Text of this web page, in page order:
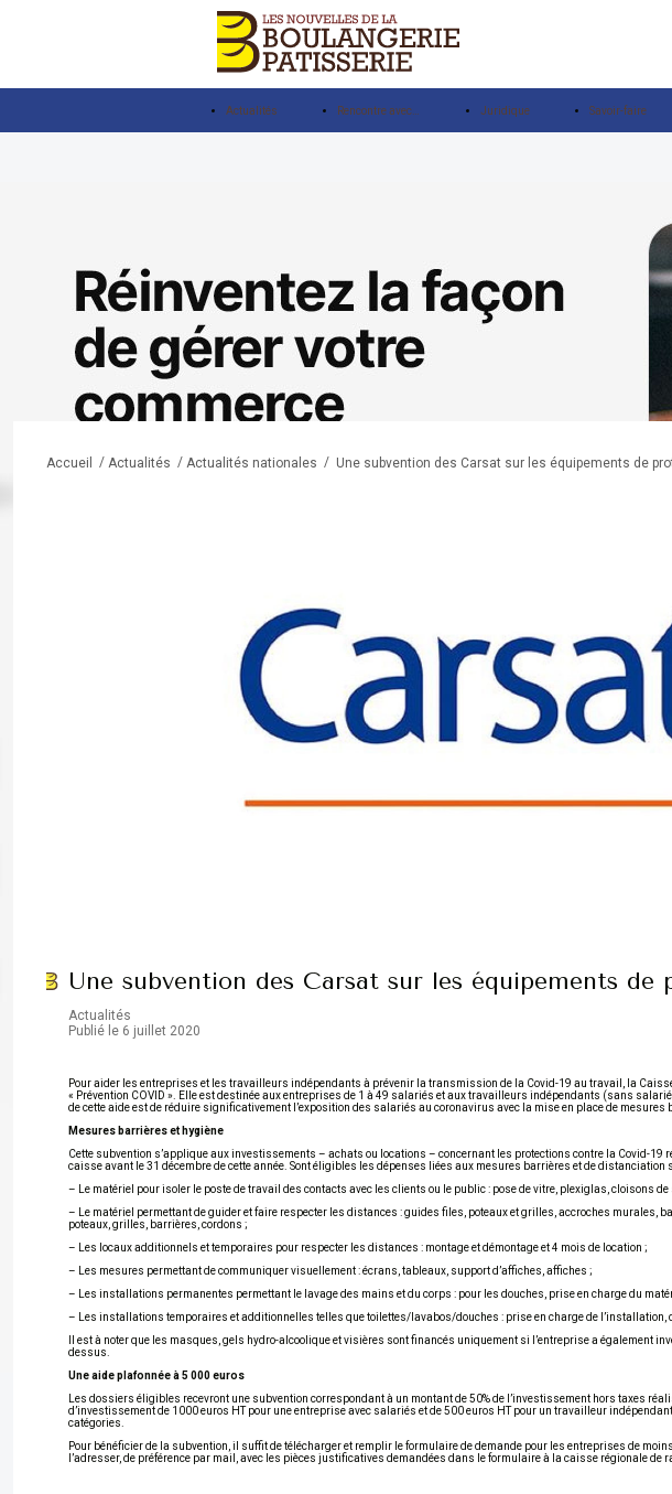
Actualités Rencontre avec… Juridique Savoir-faire
Accueil / Actualités / Actualités nationales / Une subvention des Carsat sur les équipements de
Une subvention des Carsat sur les équipements de
Actualités
Publié le 6 juillet 2020
Pour aider les entreprises et les travailleurs indépendants à prévenir la transmission de la Covid-19 au travail, la
« Prévention COVID ». Elle est destinée aux entreprises de 1 à 49 salariés et aux travailleurs indépendants (sans
de cette aide est de réduire significativement l’exposition des salariés au coronavirus avec la mise en place de
Mesures barrières et hygiène
Cette subvention s’applique aux investissements – achats ou locations – concernant les protections contre la Covid-19
caisse avant le 31 décembre de cette année. Sont éligibles les dépenses liées aux mesures barrières et de distanciation
– Le matériel pour isoler le poste de travail des contacts avec les clients ou le public : pose de vitre, plexiglas, cloisons
– Le matériel permettant de guider et faire respecter les distances : guides files, poteaux et grilles, accroches
poteaux, grilles, barrières, cordons ;
– Les locaux additionnels et temporaires pour respecter les distances : montage et démontage et 4 mois de location ;
– Les mesures permettant de communiquer visuellement : écrans, tableaux, support d’affiches, affiches ;
– Les installations permanentes permettant le lavage des mains et du corps : pour les douches, prise en charge du
– Les installations temporaires et additionnelles telles que toilettes/lavabos/douches : prise en charge de l’installation,
Il est à noter que les masques, gels hydro-alcoolique et visières sont financés uniquement si l’entreprise a également
dessus.
Une aide plafonnée à 5 000 euros
Les dossiers éligibles recevront une subvention correspondant à un montant de 50% de l’investissement hors taxes
d’investissement de 1000 euros HT pour une entreprise avec salariés et de 500 euros HT pour un travailleur
catégories.
Pour bénéficier de la subvention, il suffit de télécharger et remplir le formulaire de demande pour les entreprises de
l’adresser, de préférence par mail, avec les pièces justificatives demandées dans le formulaire à la caisse régionale de